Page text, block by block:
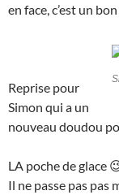
en face, c’est un
Reprise pour
Simon qui a un
nouveau doudou
LA poche de glace
Il ne passe pas pas